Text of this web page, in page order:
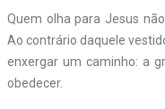
Quem olha para Jesus
Ao contrário daquele
enxergar um caminho: a
obedecer.